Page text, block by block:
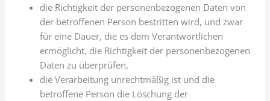
die Richtigkeit der personenbezogenen Daten von
der betroffenen Person bestritten wird, und zwar
für eine Dauer, die es dem Verantwortlichen
ermöglicht, die Richtigkeit der personenbezogenen
Daten zu überprüfen,
die Verarbeitung unrechtmäßig ist und die
betroffene Person die Löschung der